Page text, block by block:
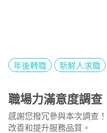
年後轉職 新鮮人求職
職場力滿意度調查
感謝您撥冗參與本次調查
改善和提升服務品質。